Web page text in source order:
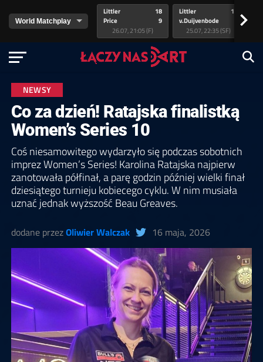
Littler
Price
18
9
26.07, 21:05 (F)
Littler
v.Duijvenbode
17
25.07, 22:35 (SF)
>
NEWSY
Co za dzień! Ratajska finalistką
Women’s Series 10
Coś niesamowitego wydarzyło się podczas sobotnich
imprez Women’s Series! Karolina Ratajska najpierw
zanotowała półfinał, a parę godzin później wielki finał
dziesiątego turnieju kobiecego cyklu. W nim musiała
uznać jednak wyższość Beau Greaves.
dodane przezOliwier Walczak 16 maja, 2026